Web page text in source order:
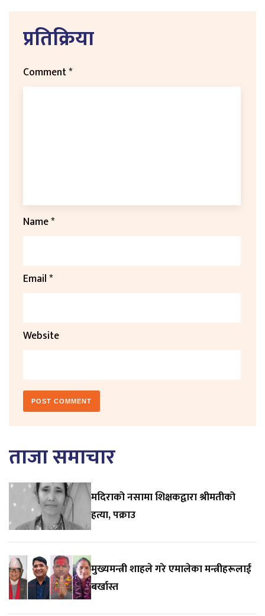
प्रतिक्रिया
Comment*
Name*
Email*
Website
ताजा समाचार
मदिराको नसामा शिक्षकद्वारा श्रीमतीको
हत्या, पक्राउ
मुख्यमन्त्री शाहले गरे एमालेका मन्त्रीहरूलाई
बर्खास्त